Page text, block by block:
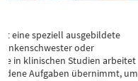
eine speziell ausgebildete
oder
in klinischen Studien arbeitet
Aufgaben übernimmt, um